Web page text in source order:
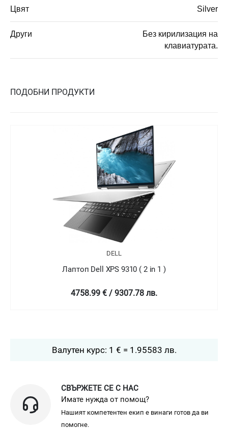
Цвят Silver
Други
Без кирилизация на
клавиатурата.
ПОДОБНИ ПРОДУКТИ
DELL
Лаптоп Dell XPS 9310 ( 2 in 1 )
4758.99 € / 9307.78 лв.
Валутен курс: 1 € = 1.95583 лв.
СВЪРЖЕТЕ СЕ С НАС
Имате нужда от помощ?
Нашият компетентен екип е винаги готов да ви
помогне.